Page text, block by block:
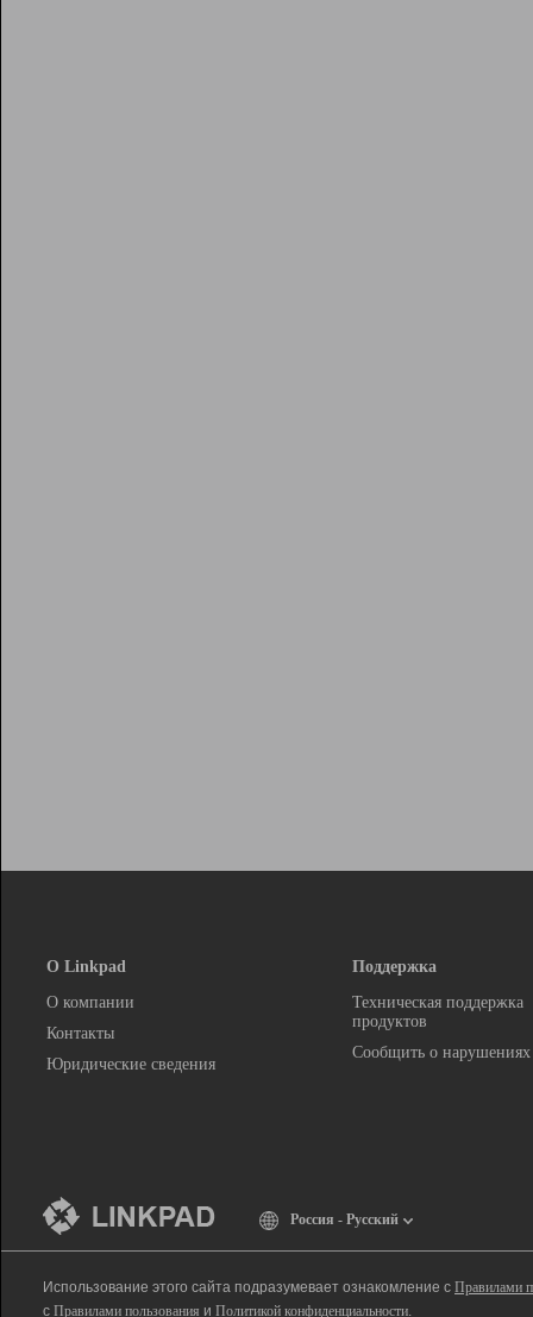
О Linkpad
О компании
Контакты
Юридические сведения
Поддержка
Техническая поддержка
продуктов
Сообщить о нарушениях
Россия - Русский
Использование этого сайта подразумевает ознакомление с Правилами
с Правилами пользования и Политикой конфиденциальности.